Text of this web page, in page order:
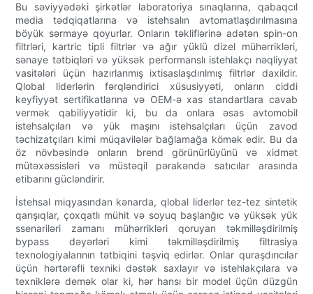
Bu səviyyədəki şirkətlər laboratoriya sınaqlarına, qabaqcıl
media tədqiqatlarına və istehsalın avtomatlaşdırılmasına
böyük sərmayə qoyurlar. Onların təkliflərinə adətən spin-on
filtrləri, kartric tipli filtrlər və ağır yüklü dizel mühərrikləri,
sənaye tətbiqləri və yüksək performanslı istehlakçı nəqliyyat
vasitələri üçün hazırlanmış ixtisaslaşdırılmış filtrlər daxildir.
Qlobal liderlərin fərqləndirici xüsusiyyəti, onların ciddi
keyfiyyət sertifikatlarına və OEM-ə xas standartlara cavab
vermək qabiliyyətidir ki, bu da onlara əsas avtomobil
istehsalçıları və yük maşını istehsalçıları üçün zavod
təchizatçıları kimi müqavilələr bağlamağa kömək edir. Bu da
öz növbəsində onların brend görünürlüyünü və xidmət
mütəxəssisləri və müstəqil pərakəndə satıcılar arasında
etibarını gücləndirir.
İstehsal miqyasından kənarda, qlobal liderlər tez-tez sintetik
qarışıqlar, çoxqatlı mühit və soyuq başlanğıc və yüksək yük
ssenariləri zamanı mühərrikləri qoruyan təkmilləşdirilmiş
bypass dəyərləri kimi təkmilləşdirilmiş filtrasiya
texnologiyalarının tətbiqini təşviq edirlər. Onlar quraşdırıcılar
üçün hərtərəfli texniki dəstək saxlayır və istehlakçılara və
texniklərə demək olar ki, hər hansı bir model üçün düzgün